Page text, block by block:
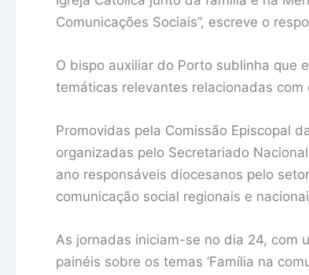
Comunicações Sociais”, escreve o
O bispo auxiliar do Porto sublinha que
temáticas relevantes relacionadas
Promovidas pela Comissão Episcopal
organizadas pelo Secretariado
ano responsáveis diocesanos pelo
comunicação social regionais e
As jornadas iniciam-se no dia 24, com
painéis sobre os temas ‘Família na